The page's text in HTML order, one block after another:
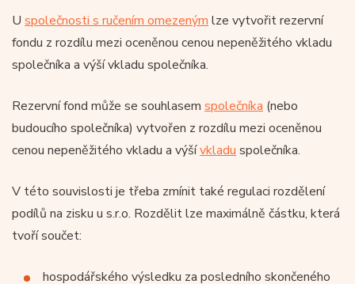
U společnosti s ručením omezeným lze vytvořit rezervní
fondu z rozdílu mezi oceněnou cenou nepeněžitého vkladu
společníka a výší vkladu společníka.
Rezervní fond může se souhlasem společníka (nebo
budoucího společníka) vytvořen z rozdílu mezi oceněnou
cenou nepeněžitého vkladu a výšívkladu společníka.
V této souvislosti je třeba zmínit také regulaci rozdělení
podílů na zisku u s.r.o. Rozdělit lze maximálně částku, která
tvoří součet:
hospodářského výsledku za posledního skončeného